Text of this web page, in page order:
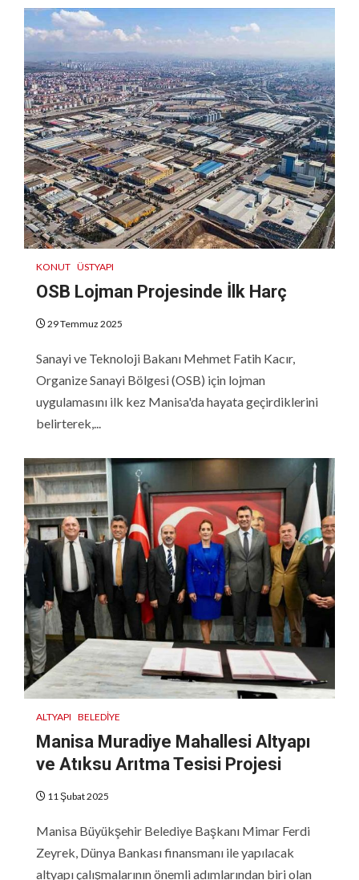
KONUT ÜSTYAPI
OSB Lojman Projesinde İlk Harç
29 Temmuz 2025
Sanayi ve Teknoloji Bakanı Mehmet Fatih Kacır,
Organize Sanayi Bölgesi (OSB) için lojman
uygulamasını ilk kez Manisa'da hayata geçirdiklerini
belirterek,...
ALTYAPI BELEDIYE
Manisa Muradiye Mahallesi Altyapı
ve Atıksu Arıtma Tesisi Projesi
11 Şubat 2025
Manisa Büyükşehir Belediye Başkanı Mimar Ferdi
Zeyrek, Dünya Bankası finansmanı ile yapılacak
altyapı çalışmalarının önemli adımlarından biri olan